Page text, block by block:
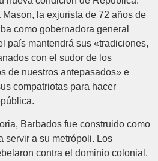
la exjurista de 72 años de
como gobernadora general
país mantendrá sus «tradiciones,
con el sudor de los
de nuestros antepasados» e
compatriotas para hacer
Barbados fue construido como
servir a su metrópoli. Los
contra el dominio colonial,